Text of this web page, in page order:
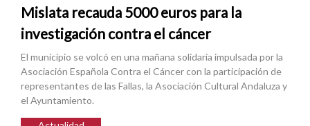
Mislata recauda 5000 euros para la
investigación contra el cáncer
El municipio se volcó en una mañana solidaria impulsada por la
Asociación Española Contra el Cáncer con la participación de
representantes de las Fallas, la Asociación Cultural Andaluza y
el Ayuntamiento.